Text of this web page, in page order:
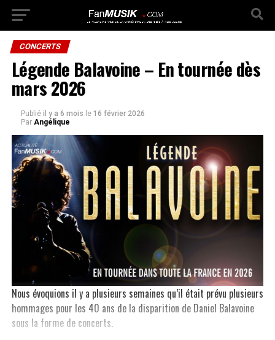
CONCERTS
Légende Balavoine – En tournée dès
mars 2026
Publié il y a 6 mois le 16 février 2026
Par Angélique
Nous évoquions il y a plusieurs semaines qu’il était prévu plusieurs
hommages pour les 40 ans de la disparition de Daniel Balavoine
sous la forme de concerts.